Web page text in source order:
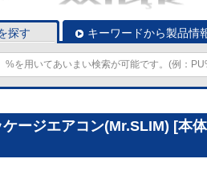
探す キーワードから製品情
ージエアコン(Mr.SLIM) [本